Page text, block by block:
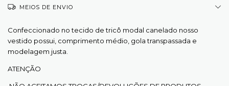
MEIOS DE ENVIO
Confeccionado no tecido de tricô modal canelado nosso
vestido possui, comprimento médio, gola transpassada e
modelagem justa.
ATENÇÃO